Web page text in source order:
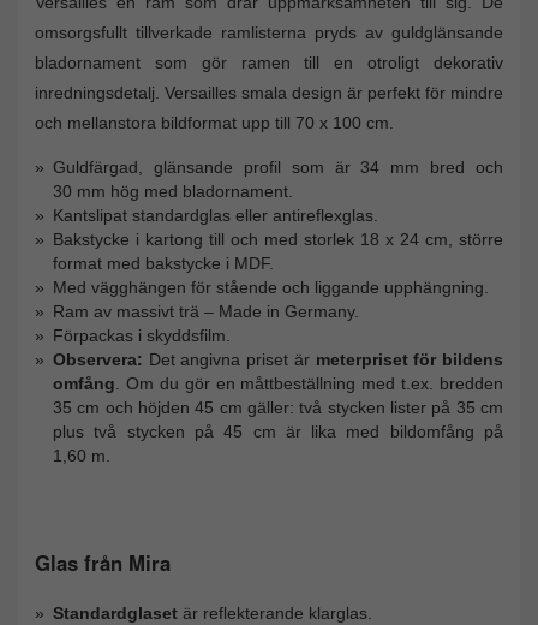
omsorgsfullt tillverkade ramlisterna pryds av guldglänsande
bladornament som gör ramen till en otroligt dekorativ
inredningsdetalj. Versailles smala design är perfekt för mindre
och mellanstora bildformat upp till 70 x 100 cm.
Guldfärgad, glänsande profil som är 34 mm bred och
30 mm hög med bladornament.
Kantslipat standardglas eller antireflexglas.
Bakstycke i kartong till och med storlek 18 x 24 cm, större
format med bakstycke i MDF.
Med vägghängen för stående och liggande upphängning.
Ram av massivt trä – Made in Germany.
Förpackas i skyddsfilm.
Observera: Det angivna priset är meterpriset för bildens
omfång . Om du gör en måttbeställning med t.ex. bredden
35 cm och höjden 45 cm gäller: två stycken lister på 35 cm
plus två stycken på 45 cm är lika med bildomfång på
1,60 m.
Glas från Mira
Standardglaset är reflekterande klarglas.